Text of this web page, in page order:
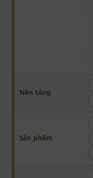
Nền tảng
Sản phẩm